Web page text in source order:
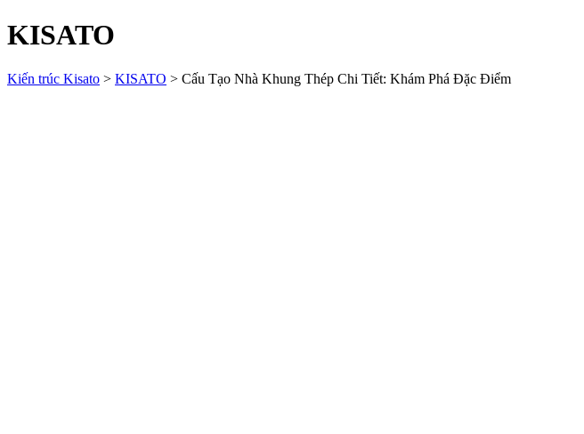
KISATO
Kiến trúc Kisato > KISATO > Cấu Tạo Nhà Khung Thép Chi Tiết: Khám Phá Đặc Điểm